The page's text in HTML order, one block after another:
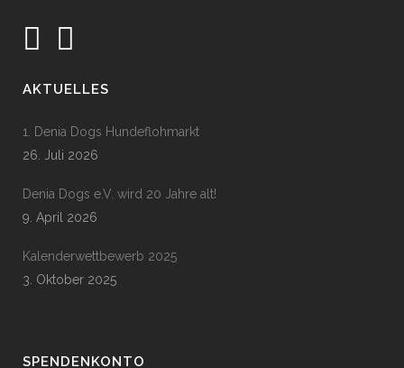
AKTUELLES
1. Denia Dogs Hundeflohmarkt
26. Juli 2026
Denia Dogs e.V. wird 20 Jahre alt!
9. April 2026
Kalenderwettbewerb 2025
3. Oktober 2025
SPENDENKONTO